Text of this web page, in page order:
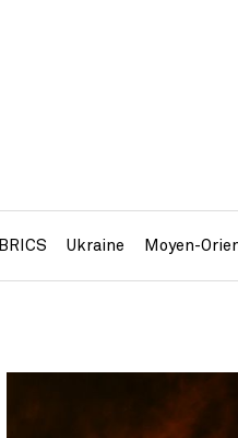
BRICS Ukraine Moyen-